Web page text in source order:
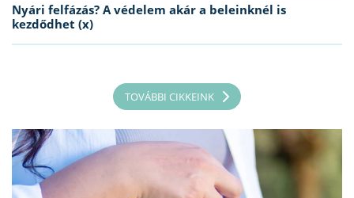
Nyári felfázás? A védelem akár a beleinknél is
kezdődhet (x)
TOVÁBBI CIKKEINK